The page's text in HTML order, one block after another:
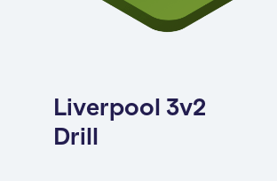
Liverpool 3v2
Drill